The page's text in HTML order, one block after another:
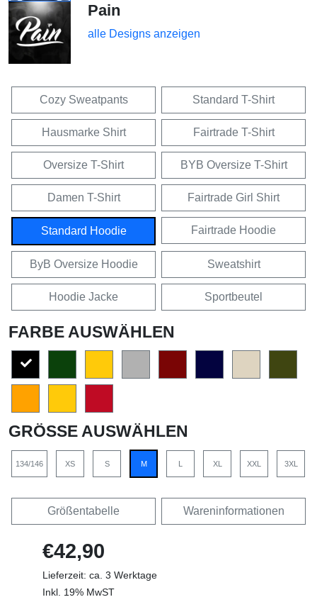
Pain
alle Designs anzeigen
Cozy Sweatpants Standard T-Shirt
Hausmarke Shirt Fairtrade T-Shirt
Oversize T-Shirt BYB Oversize T-Shirt
Damen T-Shirt Fairtrade Girl Shirt
Standard Hoodie Fairtrade Hoodie
ByB Oversize Hoodie Sweatshirt
Hoodie Jacke Sportbeutel
FARBE AUSWÄHLEN
GRÖSSE AUSWÄHLEN
134/146 XS S M L XL XXL 3XL
Größentabelle Wareninformationen
€42,90
Lieferzeit: ca. 3 Werktage
Inkl. 19% MwST